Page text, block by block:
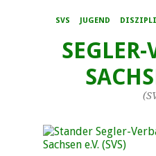
SVS JUGEND